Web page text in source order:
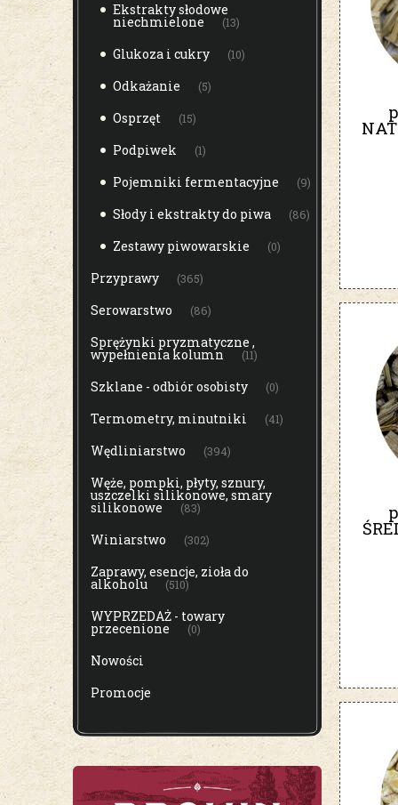
Ekstrakty słodowe
niechmielone (13)
Glukoza i cukry (10)
Odkażanie (5)
Osprzęt (15)
Podpiwek (1)
Pojemniki fermentacyjne (9)
Słody i ekstrakty do piwa (86)
Zestawy piwowarskie (0)
Przyprawy (365)
Serowarstwo (86)
Sprężynki pryzmatyczne ,
wypełnienia kolumn (11)
Szklane - odbiór osobisty (0)
Termometry, minutniki (41)
Wędliniarstwo (394)
Węże, pompki, płyty, sznury,
uszczelki silikonowe, smary
silikonowe (83)
Winiarstwo (302)
Zaprawy, esencje, zioła do
alkoholu (510)
WYPRZEDAŻ - towary
przecenione (0)
Nowości
Promocje